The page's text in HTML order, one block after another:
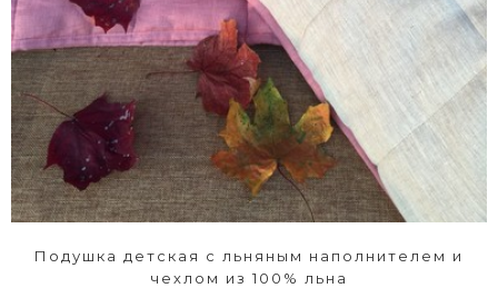
Подушка детская с льняным наполнителем и
чехлом из 100% льна